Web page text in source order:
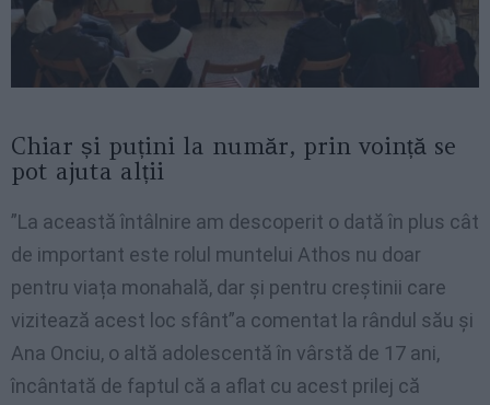
Chiar și puțini la număr, prin voință se
pot ajuta alții
”La această întâlnire am descoperit o dată în plus cât
de important este rolul muntelui Athos nu doar
pentru viața monahală, dar și pentru creștinii care
vizitează acest loc sfânt”a comentat la rândul său și
Ana Onciu, o altă adolescentă în vârstă de 17 ani,
încântată de faptul că a aflat cu acest prilej că